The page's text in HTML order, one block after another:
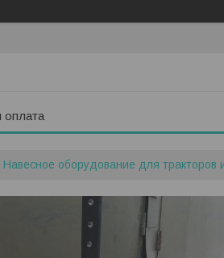
оплата
Навесное оборудование для тракторов